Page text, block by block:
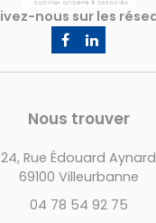
Nous trouver
24, Rue Édouard Aynard
69100 Villeurbanne
04 78 54 92 75